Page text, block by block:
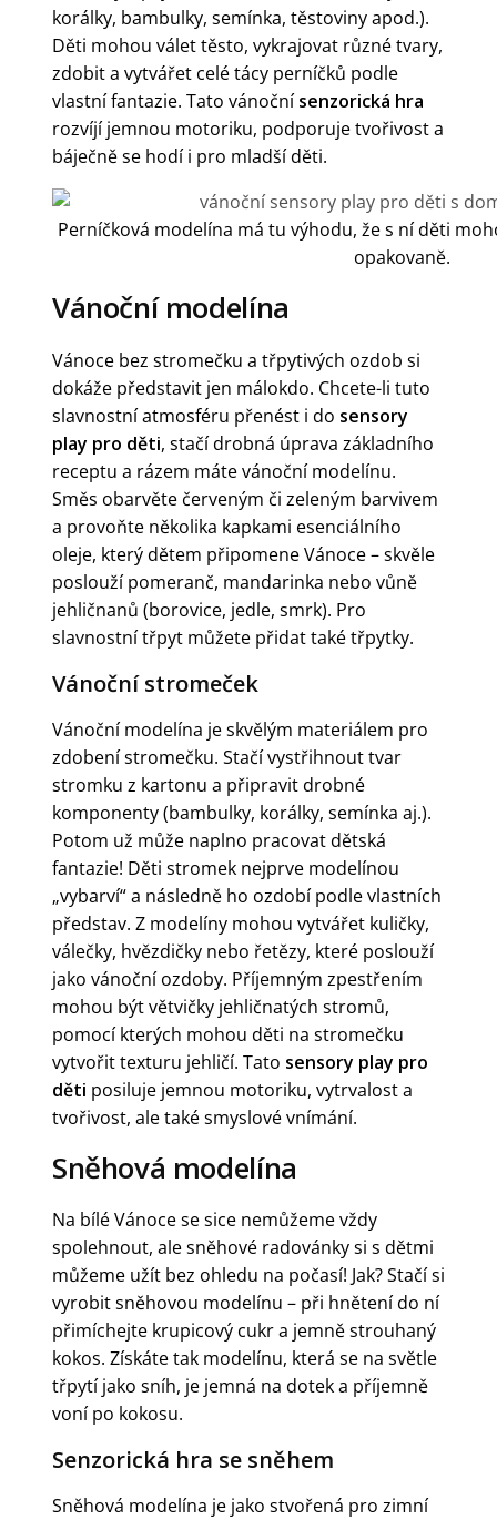
korálky, bambulky, semínka, těstoviny apod.).
Děti mohou válet těsto, vykrajovat různé tvary,
zdobit a vytvářet celé tácy perníčků podle
vlastní fantazie. Tato vánočnísenzorická hra
rozvíjí jemnou motoriku, podporuje tvořivost a
báječně se hodí i pro mladší děti.
Perníčková modelína má tu výhodu, že s ní děti
opakovaně.
Vánoční modelína
Vánoce bez stromečku a třpytivých ozdob si
dokáže představit jen málokdo. Chcete-li tuto
slavnostní atmosféru přenést i do sensory
play pro děti, stačí drobná úprava základního
receptu a rázem máte vánoční modelínu.
Směs obarvěte červeným či zeleným barvivem
a provoňte několika kapkami esenciálního
oleje, který dětem připomene Vánoce – skvěle
poslouží pomeranč, mandarinka nebo vůně
jehličnanů (borovice, jedle, smrk). Pro
slavnostní třpyt můžete přidat také třpytky.
Vánoční stromeček
Vánoční modelína je skvělým materiálem pro
zdobení stromečku. Stačí vystřihnout tvar
stromku z kartonu a připravit drobné
komponenty (bambulky, korálky, semínka aj.).
Potom už může naplno pracovat dětská
fantazie! Děti stromek nejprve modelínou
„vybarví“ a následně ho ozdobí podle vlastních
představ. Z modelíny mohou vytvářet kuličky,
válečky, hvězdičky nebo řetězy, které poslouží
jako vánoční ozdoby. Příjemným zpestřením
mohou být větvičky jehličnatých stromů,
pomocí kterých mohou děti na stromečku
vytvořit texturu jehličí. Tato sensory play pro
děti posiluje jemnou motoriku, vytrvalost a
tvořivost, ale také smyslové vnímání.
Sněhová modelína
Na bílé Vánoce se sice nemůžeme vždy
spolehnout, ale sněhové radovánky si s dětmi
můžeme užít bez ohledu na počasí! Jak? Stačí si
vyrobit sněhovou modelínu – při hnětení do ní
přimíchejte krupicový cukr a jemně strouhaný
kokos. Získáte tak modelínu, která se na světle
třpytí jako sníh, je jemná na dotek a příjemně
voní po kokosu.
Senzorická hra se sněhem
Sněhová modelína je jako stvořená pro zimní